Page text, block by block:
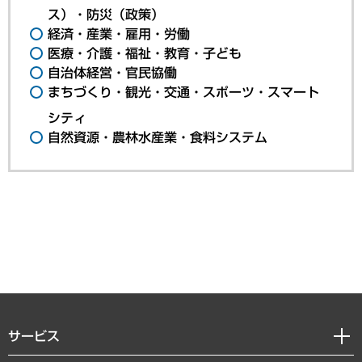
ス）・防災（政策）
経済・産業・雇用・労働
医療・介護・福祉・教育・子ども
自治体経営・官民協働
まちづくり・観光・交通・スポーツ・スマート
シティ
自然資源・農林水産業・食料システム
サービス